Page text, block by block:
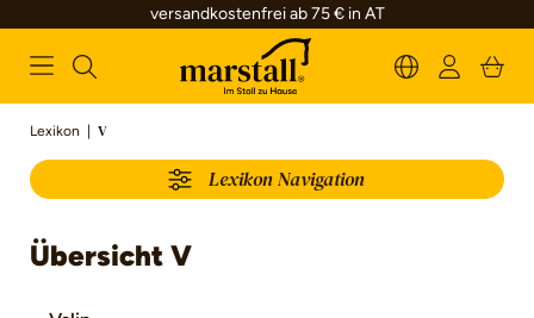
springen
versandkostenfrei ab 75 € in AT
Lexikon | V
Lexikon Navigation
Übersicht V